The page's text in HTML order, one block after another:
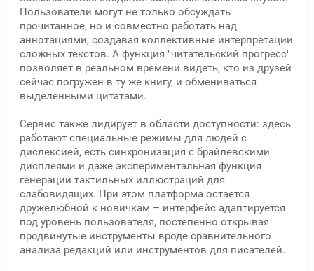
Пользователи могут не только обсуждать
прочитанное, но и совместно работать над
аннотациями, создавая коллективные интерпретации
сложных текстов. А функция "читательский прогресс"
позволяет в реальном времени видеть, кто из друзей
сейчас погружен в ту же книгу, и обмениваться
выделенными цитатами.
Сервис также лидирует в области доступности: здесь
работают специальные режимы для людей с
дислексией, есть синхронизация с брайлевскими
дисплеями и даже экспериментальная функция
генерации тактильных иллюстраций для
слабовидящих. При этом платформа остается
дружелюбной к новичкам – интерфейс адаптируется
под уровень пользователя, постепенно открывая
продвинутые инструменты вроде сравнительного
анализа редакций или инструментов для писателей.